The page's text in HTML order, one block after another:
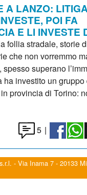
A LANZO:
POI FA
E LI INVESTE
follia stradale, storie
che non vorremmo
spesso superano
ha investito un
provincia di Torino:
5 |
- Via Inama 7 - 20133